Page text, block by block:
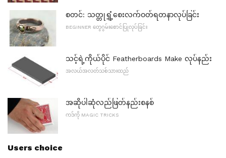
စတင်: သတ္တုရွှံ့စေးလက်ဝတ်ရတနာလုပ်ခြင်း
BEGINNER တွေဂွမ်းစောင်ပြုလုပ်ခြင်း
သင့်ရဲ့ကိုယ်ပိုင် Featherboards Make လုပ်နည်း
အလယ်အလတ်သစ်သားထည်
အဆိုပါဆုံလည်ဖြတ်နည်းစနစ်
ကဒ်ကို MAGIC TRICKS
Users choice